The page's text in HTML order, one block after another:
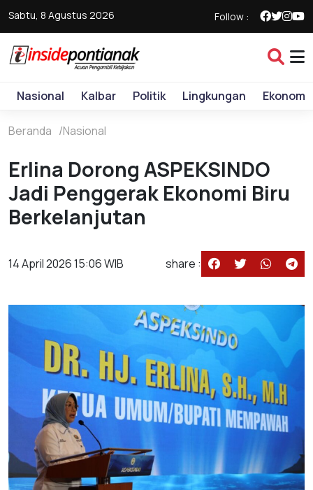
Sabtu, 8 Agustus 2026 Follow :
Nasional Kalbar Politik Lingkungan Ekonomi
Beranda Nasional
Erlina Dorong ASPEKSINDO
Jadi Penggerak Ekonomi Biru
Berkelanjutan
14 April 2026 15:06 WIB share :